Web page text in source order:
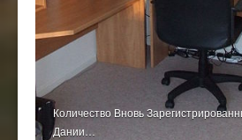
Количество Вновь
Дании…